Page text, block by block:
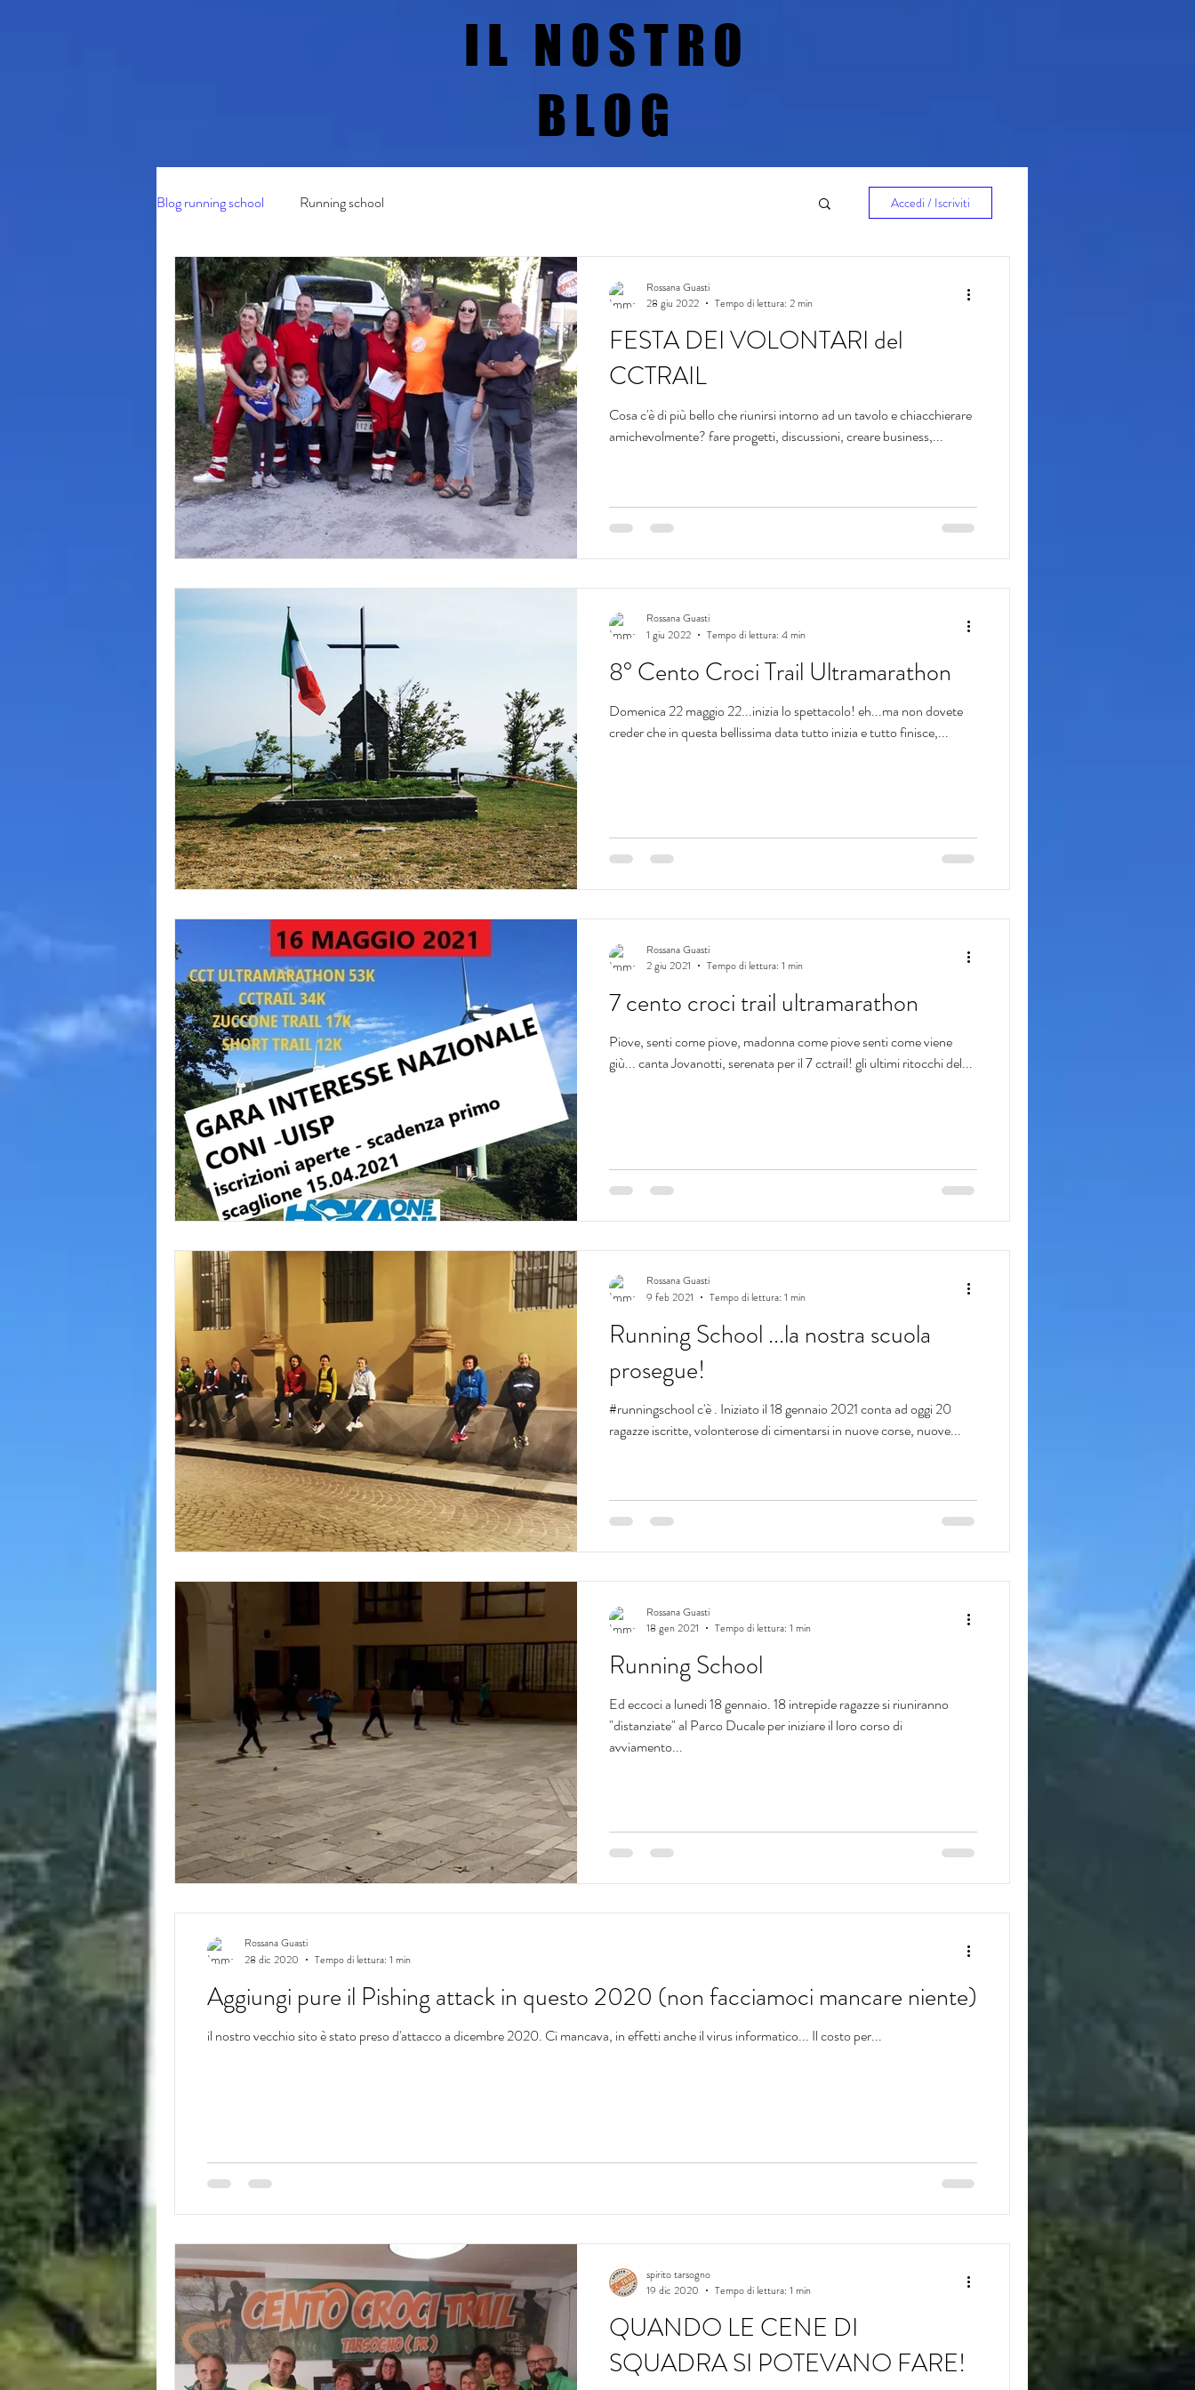
IL NOSTRO
BLOG
Blog running school Running school Accedi / Iscriviti
FESTA DEI VOLONTARI del
CCTRAIL
Cosa c'è di più bello che riunirsi intorno ad un tavolo e chiacchierare
amichevolmente? fare progetti, discussioni, creare business,...
Rossana Guasti
28 giu 2022
Tempo di lettura: 2 min
8° Cento Croci Trail Ultramarathon
Domenica 22 maggio 22...inizia lo spettacolo! eh...ma non dovete
creder che in questa bellissima data tutto inizia e tutto finisce,...
Rossana Guasti
1 giu 2022
Tempo di lettura: 4 min
7 cento croci trail ultramarathon
Piove, senti come piove, madonna come piove senti come viene
giù... canta Jovanotti, serenata per il 7 cctrail! gli ultimi ritocchi del...
Rossana Guasti
2 giu 2021
Tempo di lettura: 1 min
Running School ...la nostra scuola
prosegue!
#runningschool c'è . Iniziato il 18 gennaio 2021 conta ad oggi 20
ragazze iscritte, volonterose di cimentarsi in nuove corse, nuove...
Rossana Guasti
9 feb 2021
Tempo di lettura: 1 min
Running School
Ed eccoci a lunedi 18 gennaio. 18 intrepide ragazze si riuniranno
"distanziate" al Parco Ducale per iniziare il loro corso di
avviamento...
Rossana Guasti
18 gen 2021
Tempo di lettura: 1 min
Aggiungi pure il Pishing attack in questo 2020 (non facciamoci mancare niente)
il nostro vecchio sito è stato preso d'attacco a dicembre 2020. Ci mancava, in effetti anche il virus informatico... Il costo per...
Rossana Guasti
28 dic 2020
Tempo di lettura: 1 min
QUANDO LE CENE DI
SQUADRA SI POTEVANO FARE!
spirito tarsogno
19 dic 2020
Tempo di lettura: 1 min